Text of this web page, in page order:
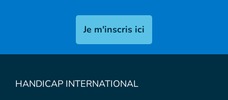
Je m'inscris ici
HANDICAP INTERNATIONAL